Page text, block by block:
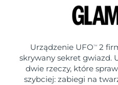
Urządzenie UFO TM2
skrywany sekret gwiazd.
dwie rzeczy, które
szybciej: zabiegi na